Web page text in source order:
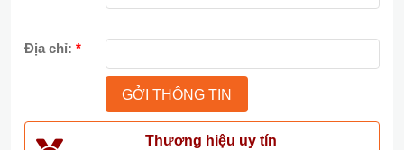
Địa chỉ: *
Thương hiệu uy tín